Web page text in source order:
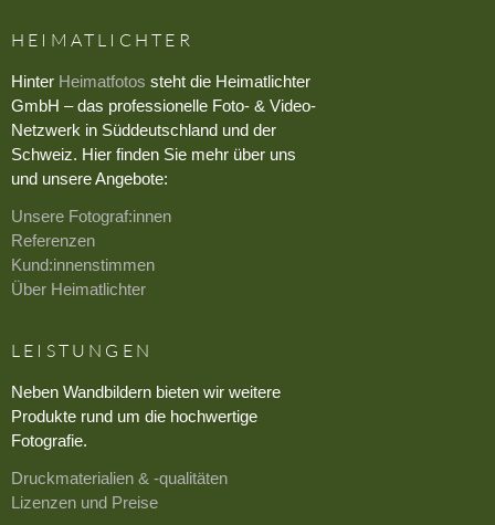
HEIMATLICHTER
Hinter Heimatfotos steht die Heimatlichter
GmbH – das professionelle Foto- & Video-
Netzwerk in Süddeutschland und der
Schweiz. Hier finden Sie mehr über uns
und unsere Angebote:
Unsere Fotograf:innen
Referenzen
Kund:innenstimmen
Über Heimatlichter
LEISTUNGEN
Neben Wandbildern bieten wir weitere
Produkte rund um die hochwertige
Fotografie.
Druckmaterialien & -qualitäten
Lizenzen und Preise